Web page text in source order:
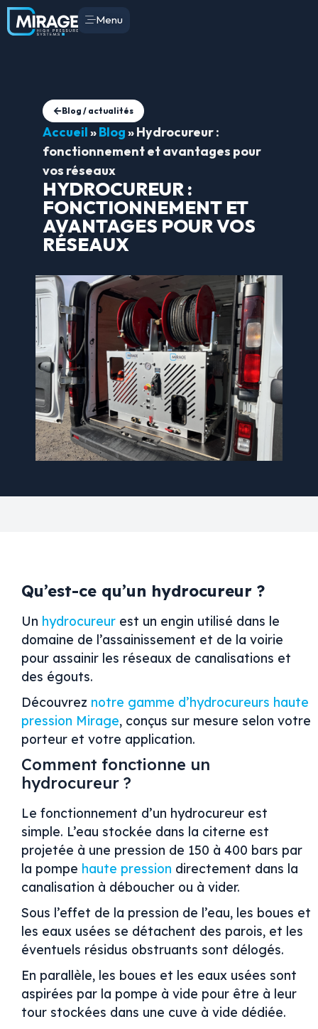
Menu
Blog / actualités
Accueil»Blog»Hydrocureur :
fonctionnement et avantages pour
vos réseaux
HYDROCUREUR :
FONCTIONNEMENT ET
AVANTAGES POUR VOS
RÉSEAUX
Qu’est-ce qu’un hydrocureur ?
Un hydrocureur est un engin utilisé dans le
domaine de l’assainissement et de la voirie
pour assainir les réseaux de canalisations et
des égouts.
Découvrez notre gamme d’hydrocureurs haute
pression Mirage, conçus sur mesure selon votre
porteur et votre application.
Comment fonctionne un
hydrocureur ?
Le fonctionnement d’un hydrocureur est
simple. L’eau stockée dans la citerne est
projetée à une pression de 150 à 400 bars par
la pompe haute pression directement dans la
canalisation à déboucher ou à vider.
Sous l’effet de la pression de l’eau, les boues et
les eaux usées se détachent des parois, et les
éventuels résidus obstruants sont délogés.
En parallèle, les boues et les eaux usées sont
aspirées par la pompe à vide pour être à leur
tour stockées dans une cuve à vide dédiée.